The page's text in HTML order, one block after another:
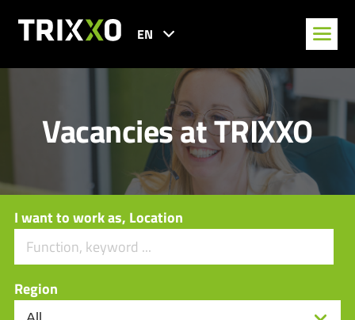
EN
Vacancies at TRIXXO
I want to work as, Location
Region